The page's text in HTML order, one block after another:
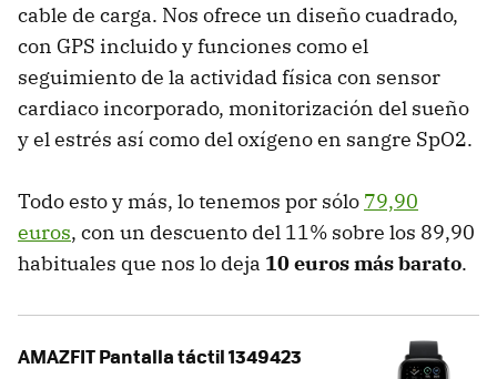
cable de carga. Nos ofrece un diseño cuadrado,
con GPS incluido y funciones como el
seguimiento de la actividad física con sensor
cardiaco incorporado, monitorización del sueño
y el estrés así como del oxígeno en sangre SpO2.
Todo esto y más, lo tenemos por sólo 79,90
euros, con un descuento del 11% sobre los 89,90
habituales que nos lo deja 10 euros más barato.
AMAZFIT Pantalla táctil 1349423